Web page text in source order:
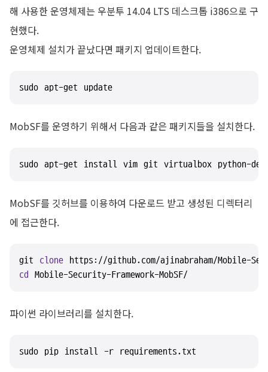
해 사용한 운영체제는 우분투 14.04 LTS 데스크톱 i386으로 구
현했다.
운영체제 설치가 끝났다면 패키지 업데이트한다.
sudo apt-get update
MobSF를 운영하기 위해서 다음과 같은 패키지들을 설치한다.
sudo apt-get install vim git virtualbox python-
MobSF를 깃허브를 이용하여 다운로드 받고 생성된 디렉터리
에 접근한다.
git clone
cd Mobile-Security-Framework-MobSF/
파이썬 라이브러리를 설치한다.
sudo pip install -r requirements.txt